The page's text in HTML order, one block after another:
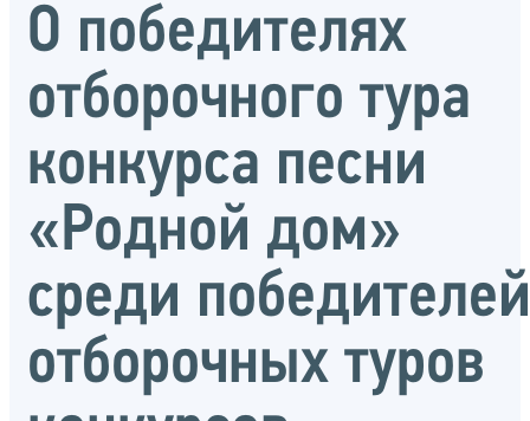
О победителях
отборочного тура
конкурса песни
«Родной дом»
среди победителей
отборочных туров